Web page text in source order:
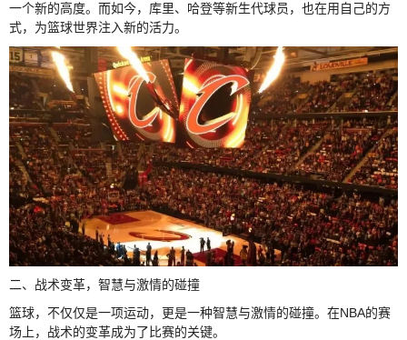
一个新的高度。而如今，库里、哈登等新生代球员，也在用自己的方
式，为篮球世界注入新的活力。
二、战术变革，智慧与激情的碰撞
篮球，不仅仅是一项运动，更是一种智慧与激情的碰撞。在NBA的赛
场上，战术的变革成为了比赛的关键。